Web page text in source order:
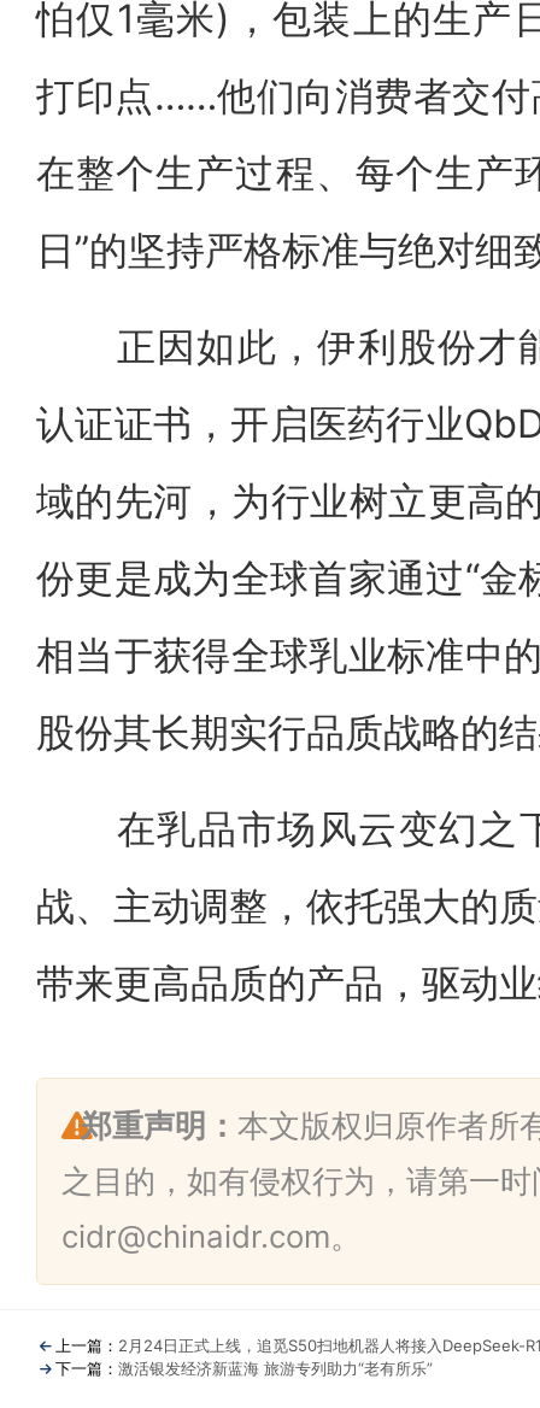
怕仅1毫米)，包装上的生产
打印点……他们向消费者交
在整个生产过程、每个生产
日”的坚持严格标准与绝对细
正因如此，伊利股份才
认证证书，开启医药行业
域的先河，为行业树立更高
份更是成为全球首家通过“金
相当于获得全球乳业标准中
股份其长期实行品质战略的
在乳品市场风云变幻之
战、主动调整，依托强大的
带来更高品质的产品，驱动
郑重声明： 本文版权归原作者所
之目的，如有侵权行为，请第一
cidr@chinaidr.com。
上一篇： 2月24日正式上线，追觅S50扫地机器人将接入DeepSeek-
下一篇： 激活银发经济新蓝海 旅游专列助力“老有所乐”